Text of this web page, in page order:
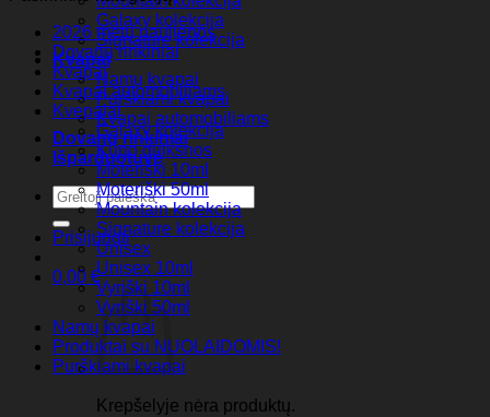
Galaxy kolekcija
Signature kolekcija
Kvapai
Namų kvapai
Purškiami kvapai
Kvapai automobiliams
Dovanų rinkiniai
Išparduotuvė
Ieškoti:
Prisijungti
0,00 €
Krepšelyje nėra produktų.
2026 metų naujienos
Dovanų rinkiniai
Kvapai
Kvapai automobiliams
Kvepalai
Galaxy kolekcija
Kūno dulksnos
Moteriški 10ml
Moteriški 50ml
Mountain kolekcija
Signature kolekcija
Unisex
Unisex 10ml
Vyriški 10ml
Vyriški 50ml
Namų kvapai
Produktai su NUOLAIDOMIS!
Purškiami kvapai